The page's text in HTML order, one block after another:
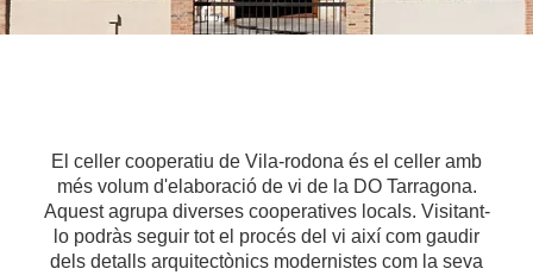
El celler cooperatiu de Vila-rodona és el celler amb
més volum d'elaboració de vi de la DO Tarragona.
Aquest agrupa diverses cooperatives locals. Visitant-
lo podràs seguir tot el procés del vi així com gaudir
dels detalls arquitectònics modernistes com la seva